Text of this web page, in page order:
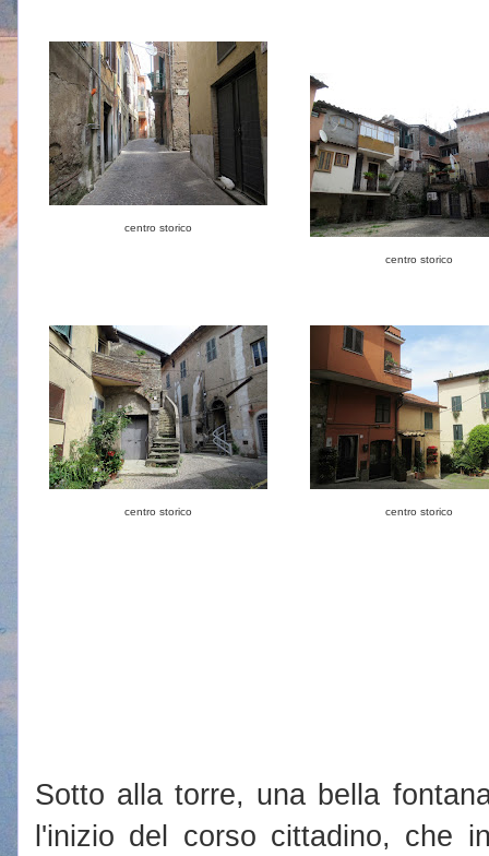
centro storico
centro storico
centro storico centro storico
Sotto alla torre, una bella
l'inizio del corso cittadino, che